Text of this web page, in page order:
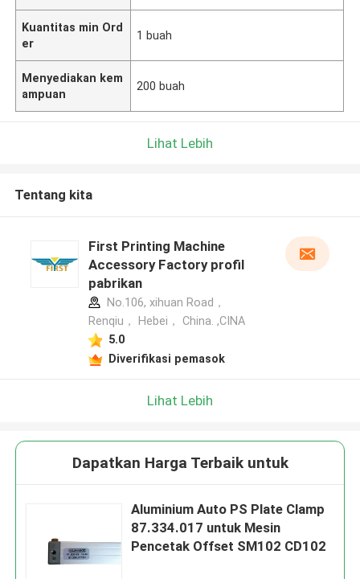
Kuantitas min Ord
er
1 buah
Menyediakan kem
ampuan
200 buah
Lihat Lebih
Tentang kita
First Printing Machine
Accessory Factory profil
pabrikan
No.106, xihuan Road，
Renqiu， Hebei， China. ,CINA
5.0
Diverifikasi pemasok
Lihat Lebih
Dapatkan Harga Terbaik untuk
Aluminium Auto PS Plate Clamp
87.334.017 untuk Mesin
Pencetak Offset SM102 CD102